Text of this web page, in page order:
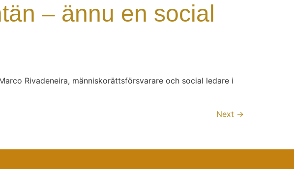
– ännu en social
Rivadeneira, människorättsförsvarare och social ledare i
Next →